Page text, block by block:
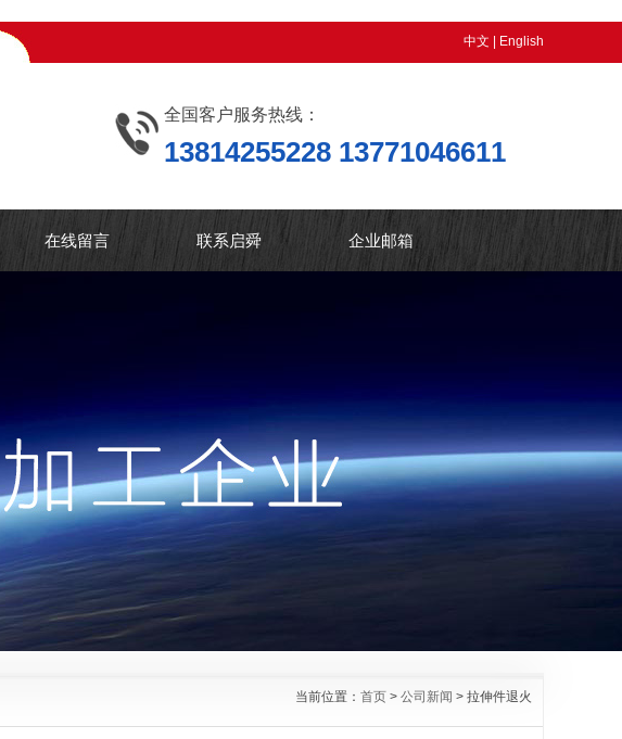
中文 English
全国客户服务热线：
13814255228 13771046611
在线留言 联系启舜 企业邮箱
当前位置： 首页 > 公司新闻 > 拉伸件退火